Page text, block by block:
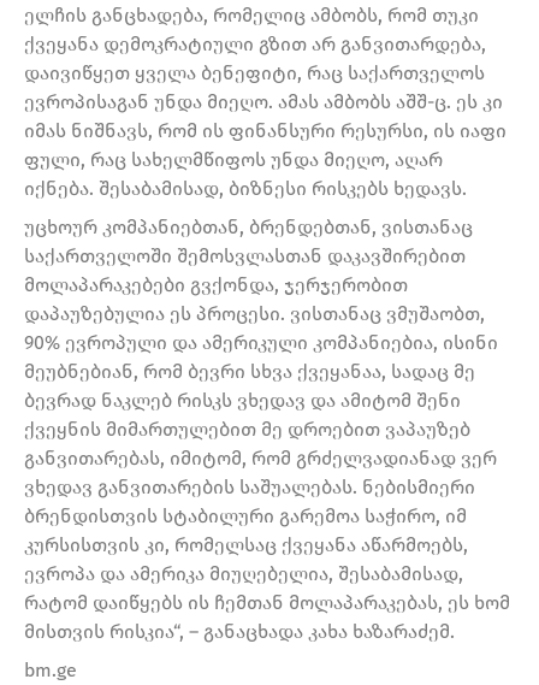
ელჩის განცხადება, რომელიც ამბობს, რომ თუკი
ქვეყანა დემოკრატიული გზით არ განვითარდება,
დაივიწყეთ ყველა ბენეფიტი, რაც საქართველოს
ევროპისაგან უნდა მიეღო. ამას ამბობს აშშ-ც. ეს კი
იმას ნიშნავს, რომ ის ფინანსური რესურსი, ის იაფი
ფული, რაც სახელმწიფოს უნდა მიეღო, აღარ
იქნება. შესაბამისად, ბიზნესი რისკებს ხედავს.
უცხოურ კომპანიებთან, ბრენდებთან, ვისთანაც
საქართველოში შემოსვლასთან დაკავშირებით
მოლაპარაკებები გვქონდა, ჯერჯერობით
დაპაუზებულია ეს პროცესი. ვისთანაც ვმუშაობთ,
90% ევროპული და ამერიკული კომპანიებია, ისინი
მეუბნებიან, რომ ბევრი სხვა ქვეყანაა, სადაც მე
ბევრად ნაკლებ რისკს ვხედავ და ამიტომ შენი
ქვეყნის მიმართულებით მე დროებით ვაპაუზებ
განვითარებას, იმიტომ, რომ გრძელვადიანად ვერ
ვხედავ განვითარების საშუალებას. ნებისმიერი
ბრენდისთვის სტაბილური გარემოა საჭირო, იმ
კურსისთვის კი, რომელსაც ქვეყანა აწარმოებს,
ევროპა და ამერიკა მიუღებელია, შესაბამისად,
რატომ დაიწყებს ის ჩემთან მოლაპარაკებას, ეს ხომ
მისთვის რისკია“, – განაცხადა კახა ხაზარაძემ.
bm.ge